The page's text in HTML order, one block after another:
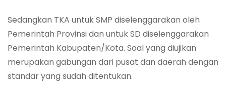
Sedangkan TKA untuk SMP diselenggarakan oleh
Pemerintah Provinsi dan untuk SD diselenggarakan
Pemerintah Kabupaten/Kota. Soal yang diujikan
merupakan gabungan dari pusat dan daerah dengan
standar yang sudah ditentukan.